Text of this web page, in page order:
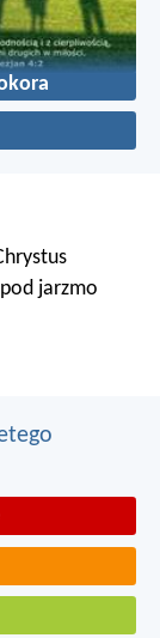
jarzmo